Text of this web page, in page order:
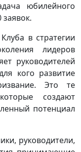
юбилейного
заявок.
в стратегии
лидеров
руководителей
кого развитие
Это те
создают
потенциал
руководители,